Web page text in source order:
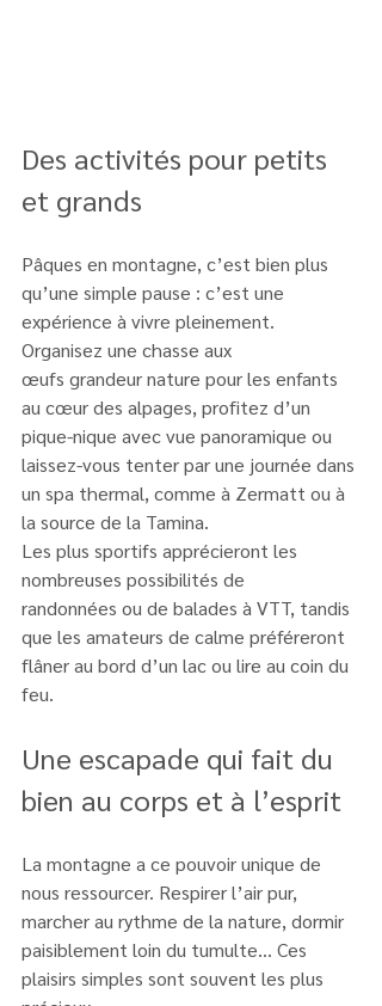
Des activités pour petits
et grands
Pâques en montagne, c’est bien plus
qu’une simple pause : c’est une
expérience à vivre pleinement.
Organisez une chasse aux
œufs grandeur nature pour les enfants
au cœur des alpages, profitez d’un
pique-nique avec vue panoramique ou
laissez-vous tenter par une journée dans
un spa thermal, comme à Zermatt ou à
la source de la Tamina.
Les plus sportifs apprécieront les
nombreuses possibilités de
randonnées ou de balades à VTT, tandis
que les amateurs de calme préféreront
flâner au bord d’un lac ou lire au coin du
feu.
Une escapade qui fait du
bien au corps et à l’esprit
La montagne a ce pouvoir unique de
nous ressourcer. Respirer l’air pur,
marcher au rythme de la nature, dormir
paisiblement loin du tumulte… Ces
plaisirs simples sont souvent les plus